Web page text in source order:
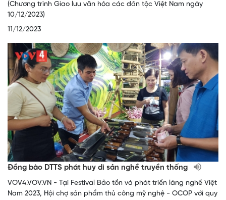
(Chương trình Giao lưu văn hóa các dân tộc Việt Nam ngày
10/12/2023)
11/12/2023
Đồng bào DTTS phát huy di sản nghề truyền thống
VOV4.VOV.VN - Tại Festival Bảo tồn và phát triển làng nghề Việt
Nam 2023, Hội chợ sản phẩm thủ công mỹ nghệ - OCOP với quy